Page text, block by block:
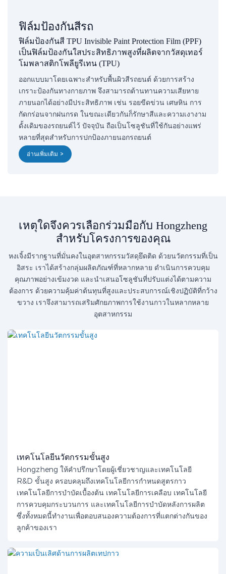
ฟิล์มป้องกันสีรถ
ฟิล์มป้องกันสี TPU Invisible Paint Protection Film (PPF)
เป็นฟิล์มป้องกันใสประสิทธิภาพสูงที่ผลิตจากวัสดุเทอร์
โมพลาสติกโพลียูรีเทน (TPU)
ออกแบบมาโดยเฉพาะสำหรับพื้นผิวสีรถยนต์ ด้วยการสร้าง
เกราะป้องกันทางกายภาพ จึงสามารถต้านทานความเสียหาย
ภายนอกได้อย่างมีประสิทธิภาพ เช่น รอยขีดข่วน เศษหิน การ
กัดกร่อนจากฝนกรด ในขณะเดียวกันก็รักษาสีและความเงางาม
ดั้งเดิมของรถยนต์ไว้ ปัจจุบัน ถือเป็นโซลูชันที่ใช้กันอย่างแพร่
หลายที่สุดสำหรับการปกป้องภายนอกรถยนต์
อ่านเพิ่มเติม >
เหตุใดจึงควรเลือกร่วมมือกับ Hongzheng
สำหรับโครงการของคุณ
หงเจิ้งมีรากฐานที่มั่นคงในอุตสาหกรรมวัสดุยึดติด ด้วยนวัตกรรมที่เป็น
อิสระ เราได้สร้างกลุ่มผลิตภัณฑ์ที่หลากหลาย ดำเนินการควบคุม
คุณภาพอย่างเข้มงวด และนำเสนอโซลูชันที่ปรับแต่งได้ตามความ
ต้องการ ด้วยความคุ้มค่าต้นทุนที่สูงและประสบการณ์เชิงปฏิบัติที่กว้าง
ขวาง เราจึงสามารถเสริมศักยภาพการใช้งานกาวในหลากหลาย
อุตสาหกรรม
เทคโนโลยีนวัตกรรมขั้นสูง
Hongzheng ให้คำปรึกษาโดยผู้เชี่ยวชาญและเทคโนโลยี
R&D ขั้นสูง ครอบคลุมถึงเทคโนโลยีการกำหนดสูตรกาว
เทคโนโลยีการบำบัดเบื้องต้น เทคโนโลยีการเคลือบ เทคโนโลยี
การควบคุมกระบวนการ และเทคโนโลยีการบำบัดหลังการผลิต
ซึ่งทั้งหมดนี้ทำงานเพื่อตอบสนองความต้องการที่แตกต่างกันของ
ลูกค้าของเรา